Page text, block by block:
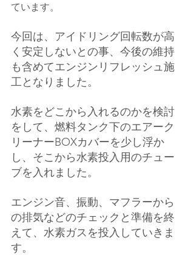
ています。
今回は、アイドリング回転数が高
く安定しないとの事、今後の維持
も含めてエンジンリフレッシュ施
工となりました。
水素をどこから入れるのかを検討
をして、燃料タンク下のエアーク
リーナーBOXカバーを少し浮か
し、そこから水素投入用のチュー
ブを入れました。
エンジン音、振動、マフラーから
の排気などのチェックと準備を終
えて、水素ガスを投入していきま
す。